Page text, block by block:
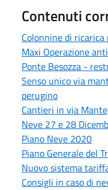
Contenuti
Colonnine di
Maxi Operazione
Ponte Besozza -
Senso unico via
perugino
Cantieri in via
Neve 27 e 28
Piano Neve 2020
Piano Generale del
Nuovo sistema
Consigli in caso di